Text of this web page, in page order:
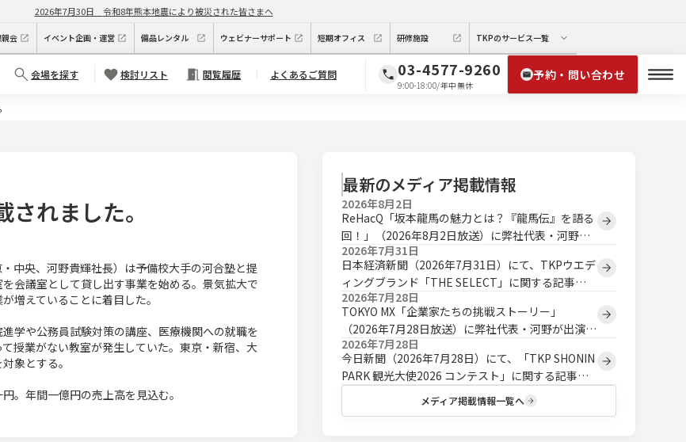
2026年7月30日 令和8年熊本地震により被災された皆さまへ
会 イベント企画・運営 備品レンタル ウェビナーサポート 短期オフィス 研修施設 TKPのサービス一覧
会場を探す 検討リスト 閲覧履歴 よくあるご質問 03-4577-9260
9:00-18:00/年中無休
予約・問い合わせ
れました。
中央、河野貴輝社長）は予備校大手の河合塾と提
会議室として貸し出す事業を始める。景気拡大で
増えていることに着目した。
学や公務員試験対策の講座、医療機関への就職を
授業がない教室が発生していた。東京・新宿、大
象とする。
。年間一億円の売上高を見込む。
最新のメディア掲載情報
2026年8月2日
ReHacQ「坂本龍馬の魅力とは？『龍馬伝』を語る
回！」（2026年8月2日放送）に弊社代表・河野が
出演いたしました。
2026年7月31日
日本経済新聞（2026年7月31日）にて、TKPウエデ
ィングブランド「THE SELECT」に関する記事が
掲載されました。
2026年7月28日
TOKYO MX「企業家たちの挑戦ストーリー」
（2026年7月28日放送）に弊社代表・河野が出演い
たしました。
2026年7月28日
今日新聞（2026年7月28日）にて、「TKP SHONIN
PARK 観光大使2026 コンテスト」に関する記事が
掲載されました。メディア掲載情報一覧へ